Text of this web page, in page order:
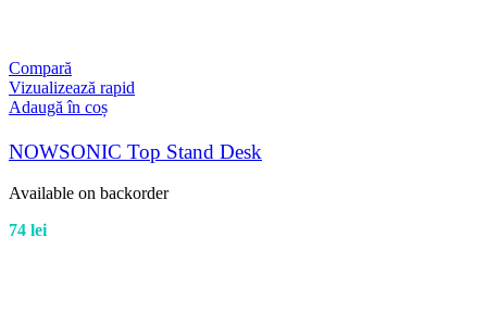
Compară
Vizualizează rapid
Adaugă în coș
NOWSONIC Top Stand Desk
Available on backorder
74 lei